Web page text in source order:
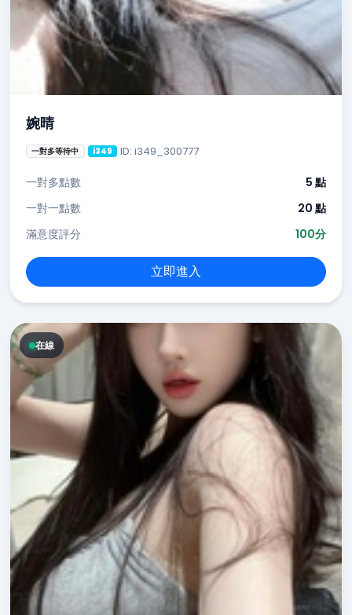
婉晴
一對多等待中 i349 ID: i349_300777
一對多點數
5 點
一對一點數
20 點
滿意度評分
100分
立即進入
在線